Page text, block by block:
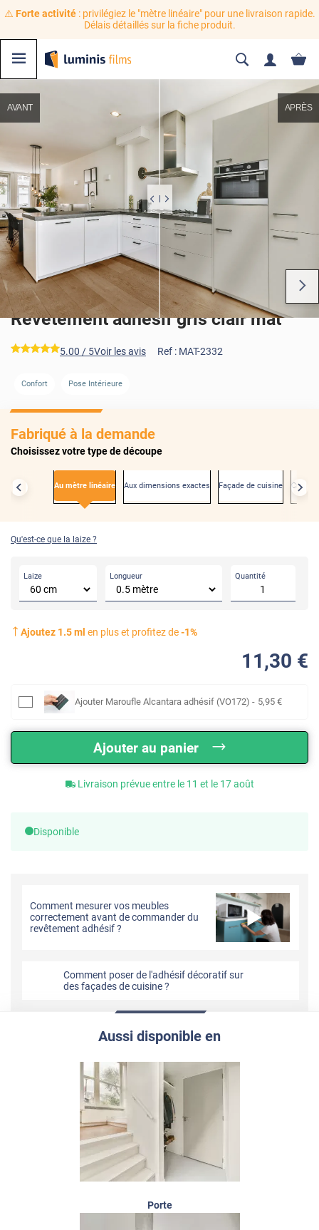
⚠️ Forte activité: privilégiez le "mètre linéaire" pour une livraison rapide.
Délais détaillés sur la fiche produit.
AVANT APRÈS
AVANT
Revêtement adhésif gris clair mat
*****
5.00 / 5Voir les avis Ref : MAT-2332
Confort Pose Intérieure
Fabriqué à la demande
Choisissez votre type de découpe
Au mètre linéaire Aux dimensions exactes Façade de cuisine
Qu'est-ce que la laize ?
Laize Longueur Quantité
Ajoutez 1.5ml en plus et profitez de-1%
11 ,30 €
Ajouter Maroufle Alcantara adhésif (VO172) - 5,95 €
Ajouter au panier
Livraison prévue entre le 11 et le 17 août
Disponible
Comment mesurer vos meubles
correctement avant de commander du
revêtement adhésif ?
Comment poser de l'adhésif décoratif sur
des façades de cuisine ?
Aussi disponible en
Porte